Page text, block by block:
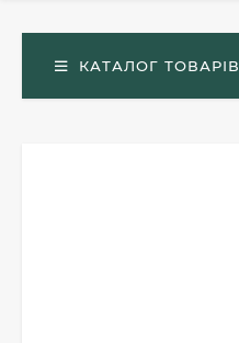
КАТАЛОГ ТОВАРІВ